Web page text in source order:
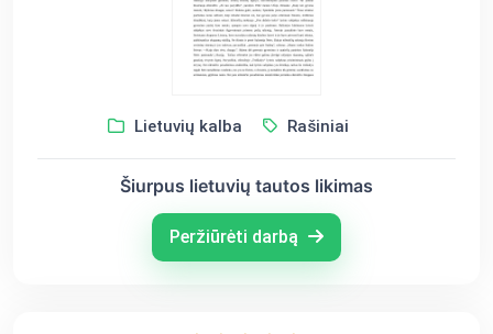
Lietuvių kalba Rašiniai
Šiurpus lietuvių tautos likimas
Peržiūrėti darbą